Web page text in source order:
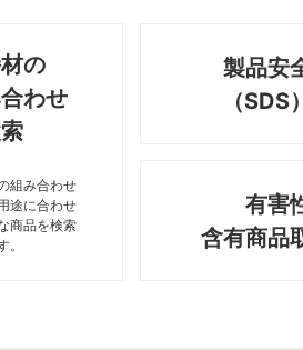
の
わせ
組み合わせ
途に合わせ
商品を検索
。
製品安
（
有害
含有商品